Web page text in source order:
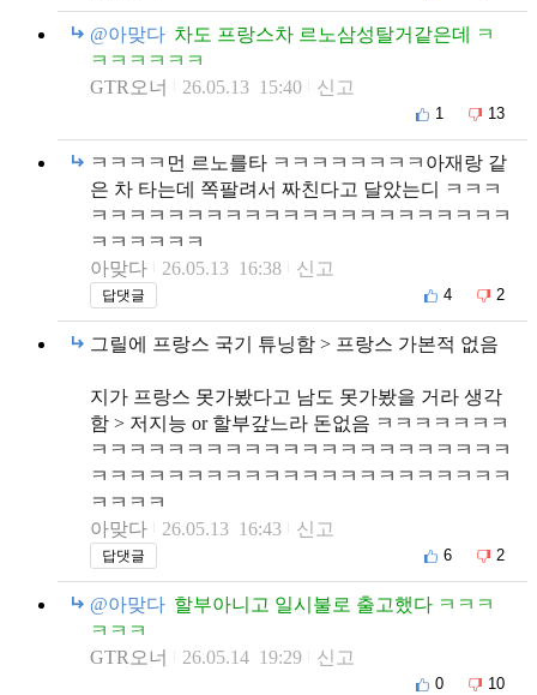
@아맞다 차도 프랑스차 르노삼성탈거같은데 ㅋ
ㅋㅋㅋㅋㅋㅋ
GTR오너
26.05.13 15:40 신고
1 13
ㅋㅋㅋㅋ먼 르노를타 ㅋㅋㅋㅋㅋㅋㅋㅋ아재랑 같
은 차 타는데 쪽팔려서 짜친다고 달았는디 ㅋㅋㅋ
ㅋㅋㅋㅋㅋㅋㅋㅋㅋㅋㅋㅋㅋㅋㅋㅋㅋㅋㅋㅋㅋㅋ
ㅋㅋㅋㅋㅋㅋ
아맞다
26.05.13 16:38 신고
답댓글 4 2
그릴에 프랑스 국기 튜닝함 > 프랑스 가본적 없음
지가 프랑스 못가봤다고 남도 못가봤을 거라 생각
함 > 저지능 or 할부갚느라 돈없음 ㅋㅋㅋㅋㅋㅋㅋ
ㅋㅋㅋㅋㅋㅋㅋㅋㅋㅋㅋㅋㅋㅋㅋㅋㅋㅋㅋㅋㅋㅋ
ㅋㅋㅋㅋㅋㅋㅋㅋㅋㅋㅋㅋㅋㅋㅋㅋㅋㅋㅋㅋㅋㅋ
ㅋㅋㅋㅋ
아맞다
26.05.13 16:43 신고
답댓글 6 2
@아맞다 할부아니고 일시불로 출고했다 ㅋㅋㅋ
ㅋㅋㅋ
GTR오너
26.05.14 19:29 신고
0 10